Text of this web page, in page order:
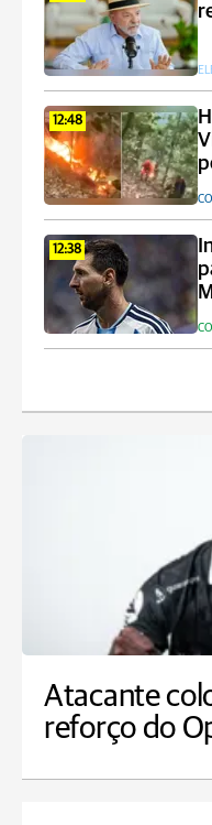
12:48
12:38
Atacante
reforço do